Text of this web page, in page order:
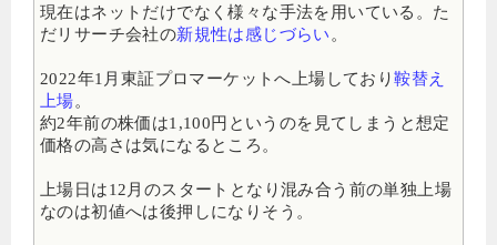
現在はネットだけでなく様々な手法を用いている。た
だリサーチ会社の新規性は感じづらい 。
2022年1月東証プロマーケットへ上場しており鞍替え
上場。
約2年前の株価は1,100円というのを見てしまうと想定
価格の高さは気になるところ。
上場日は12月のスタートとなり混み合う前の単独上場
なのは初値へは後押しになりそう。